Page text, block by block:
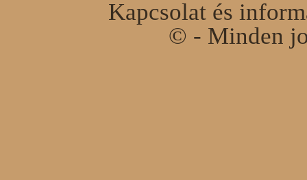
Kapcsolat és
© - Minden